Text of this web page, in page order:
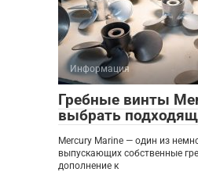
Информация
Гребные винты
выбрать
Mercury Marine — один из
выпускающих собственные
дополнение к